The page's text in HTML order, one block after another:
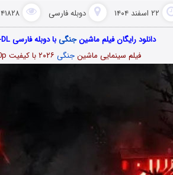
۲۲ اسفند ۱۴۰۴ دوبله فارسی ۴۱۸۲۸ بازدید
دانلود رایگان فیلم ماشینجنگیبا دوبله فارسی War Machine 2026 WEB-DL
فیلم سینمایی ماشینجنگی۲۰۲۶ با کیفیت 1080p & 720p & 480p